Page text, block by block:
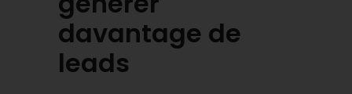
davantage de
leads